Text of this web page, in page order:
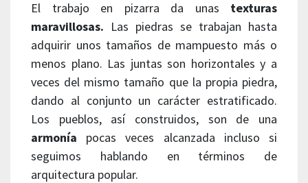
El trabajo en pizarra da unas texturas
maravillosas. Las piedras se trabajan hasta
adquirir unos tamaños de mampuesto más o
menos plano. Las juntas son horizontales y a
veces del mismo tamaño que la propia piedra,
dando al conjunto un carácter estratificado.
Los pueblos, así construidos, son de una
armonía pocas veces alcanzada incluso si
seguimos hablando en términos de
arquitectura popular.